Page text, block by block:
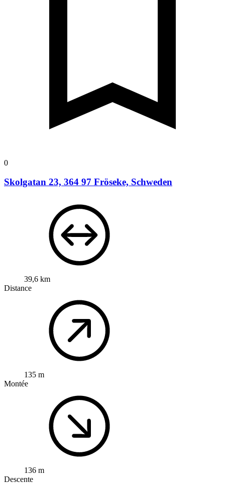
0
Skolgatan 23, 364 97 Fröseke, Schweden
39,6 km
Distance
135 m
Montée
136 m
Descente